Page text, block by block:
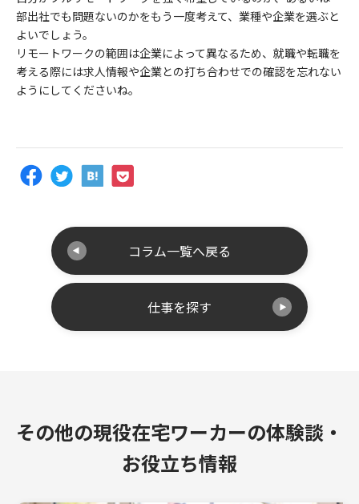
部出社でも問題ないのかをもう一度考えて、業種や企業を選ぶと
よいでしょう。
リモートワークの範囲は企業によって異なるため、就職や転職を
考える際には求人情報や企業との打ち合わせでの確認を忘れない
ようにしてくださいね。
コラム一覧へ戻る
仕事を探す
その他の現役在宅ワーカーの体験談・
お役立ち情報